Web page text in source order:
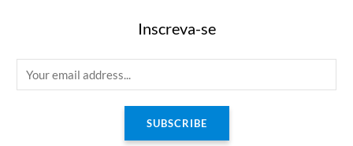
Inscreva-se
m
SUBSCRIBE